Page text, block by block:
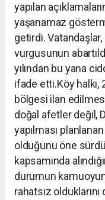
yapılan
yaşanamaz
getirdi.
vurgusunun
yılından bu yana
ifade etti.Köy halkı,
bölgesi ilan
doğal afetler değil,
yapılması
olduğunu öne
kapsamında
durumun
rahatsız